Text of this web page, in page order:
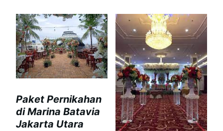
Paket Pernikahan
di Marina Batavia
Jakarta Utara